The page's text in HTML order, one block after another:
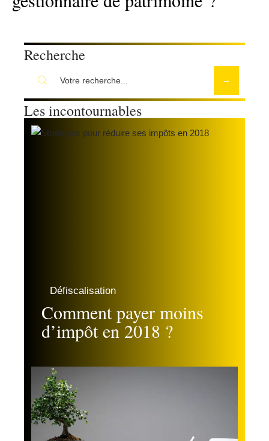
Recherche
Les incontournables
Défiscalisation
Comment payer moins
d’impôt en 2018 ?